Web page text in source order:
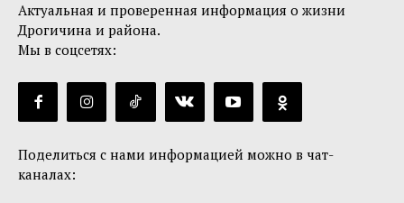
Актуальная и проверенная информация о жизни
Дрогичина и района.
Мы в соцсетях:
Поделиться с нами информацией можно в чат-
каналах: